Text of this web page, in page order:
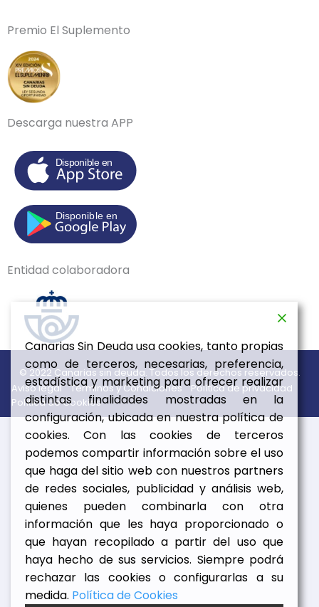
Premio El Suplemento
Descarga nuestra APP
Entidad colaboradora
© 2022 Canarias sin deuda. Todos los derechos reservados.
Aviso legal
Términos y Condiciones
Política de privacidad
Política de Cookies
Canarias Sin Deuda usa cookies, tanto propias
como de terceros, necesarias, preferencia,
estadística y marketing para ofrecer realizar
distintas finalidades mostradas en la
configuración, ubicada en nuestra política de
cookies. Con las cookies de terceros
podemos compartir información sobre el uso
que haga del sitio web con nuestros partners
de redes sociales, publicidad y análisis web,
quienes pueden combinarla con otra
información que les haya proporcionado o
que hayan recopilado a partir del uso que
haya hecho de sus servicios. Siempre podrá
rechazar las cookies o configurarlas a su
medida. Política de Cookies